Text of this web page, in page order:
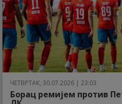
ЧЕТВРТАК, 30.07.2026 | 23:03
Борац ремијем против